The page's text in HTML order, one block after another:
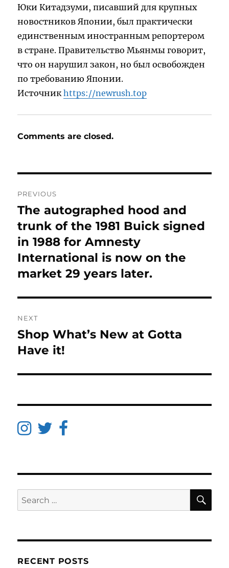
Юки Китадзуми, писавший для крупных
новостников Японии, был практически
единственным иностранным репортером
в стране. Правительство Мьянмы говорит,
что он нарушил закон, но был освобожден
по требованию Японии.
Источникhttps://newrush.top
Comments are closed.
navigation
PREVIOUS
Previous
post:
The autographed hood and
trunk of the 1981 Buick signed
in 1988 for Amnesty
International is now on the
market 29 years later.
NEXT
Next
post:
Shop What’s New at Gotta
Have it!
Search
for:
RECENT POSTS